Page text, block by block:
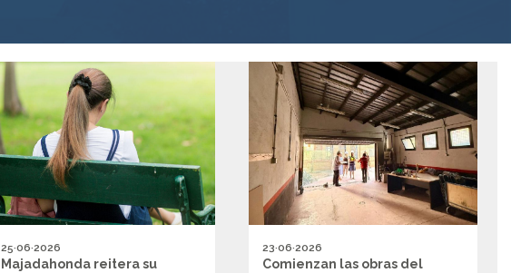
25·06·2026
Majadahonda reitera su
23·06·2026
Comienzan las obras del